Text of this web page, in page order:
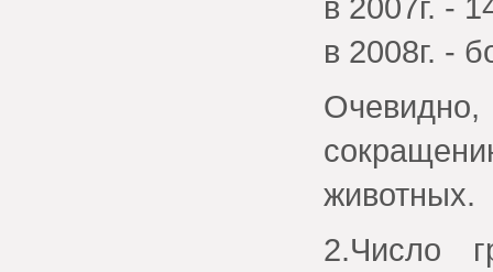
в 2008г. -
животных.
2.Число